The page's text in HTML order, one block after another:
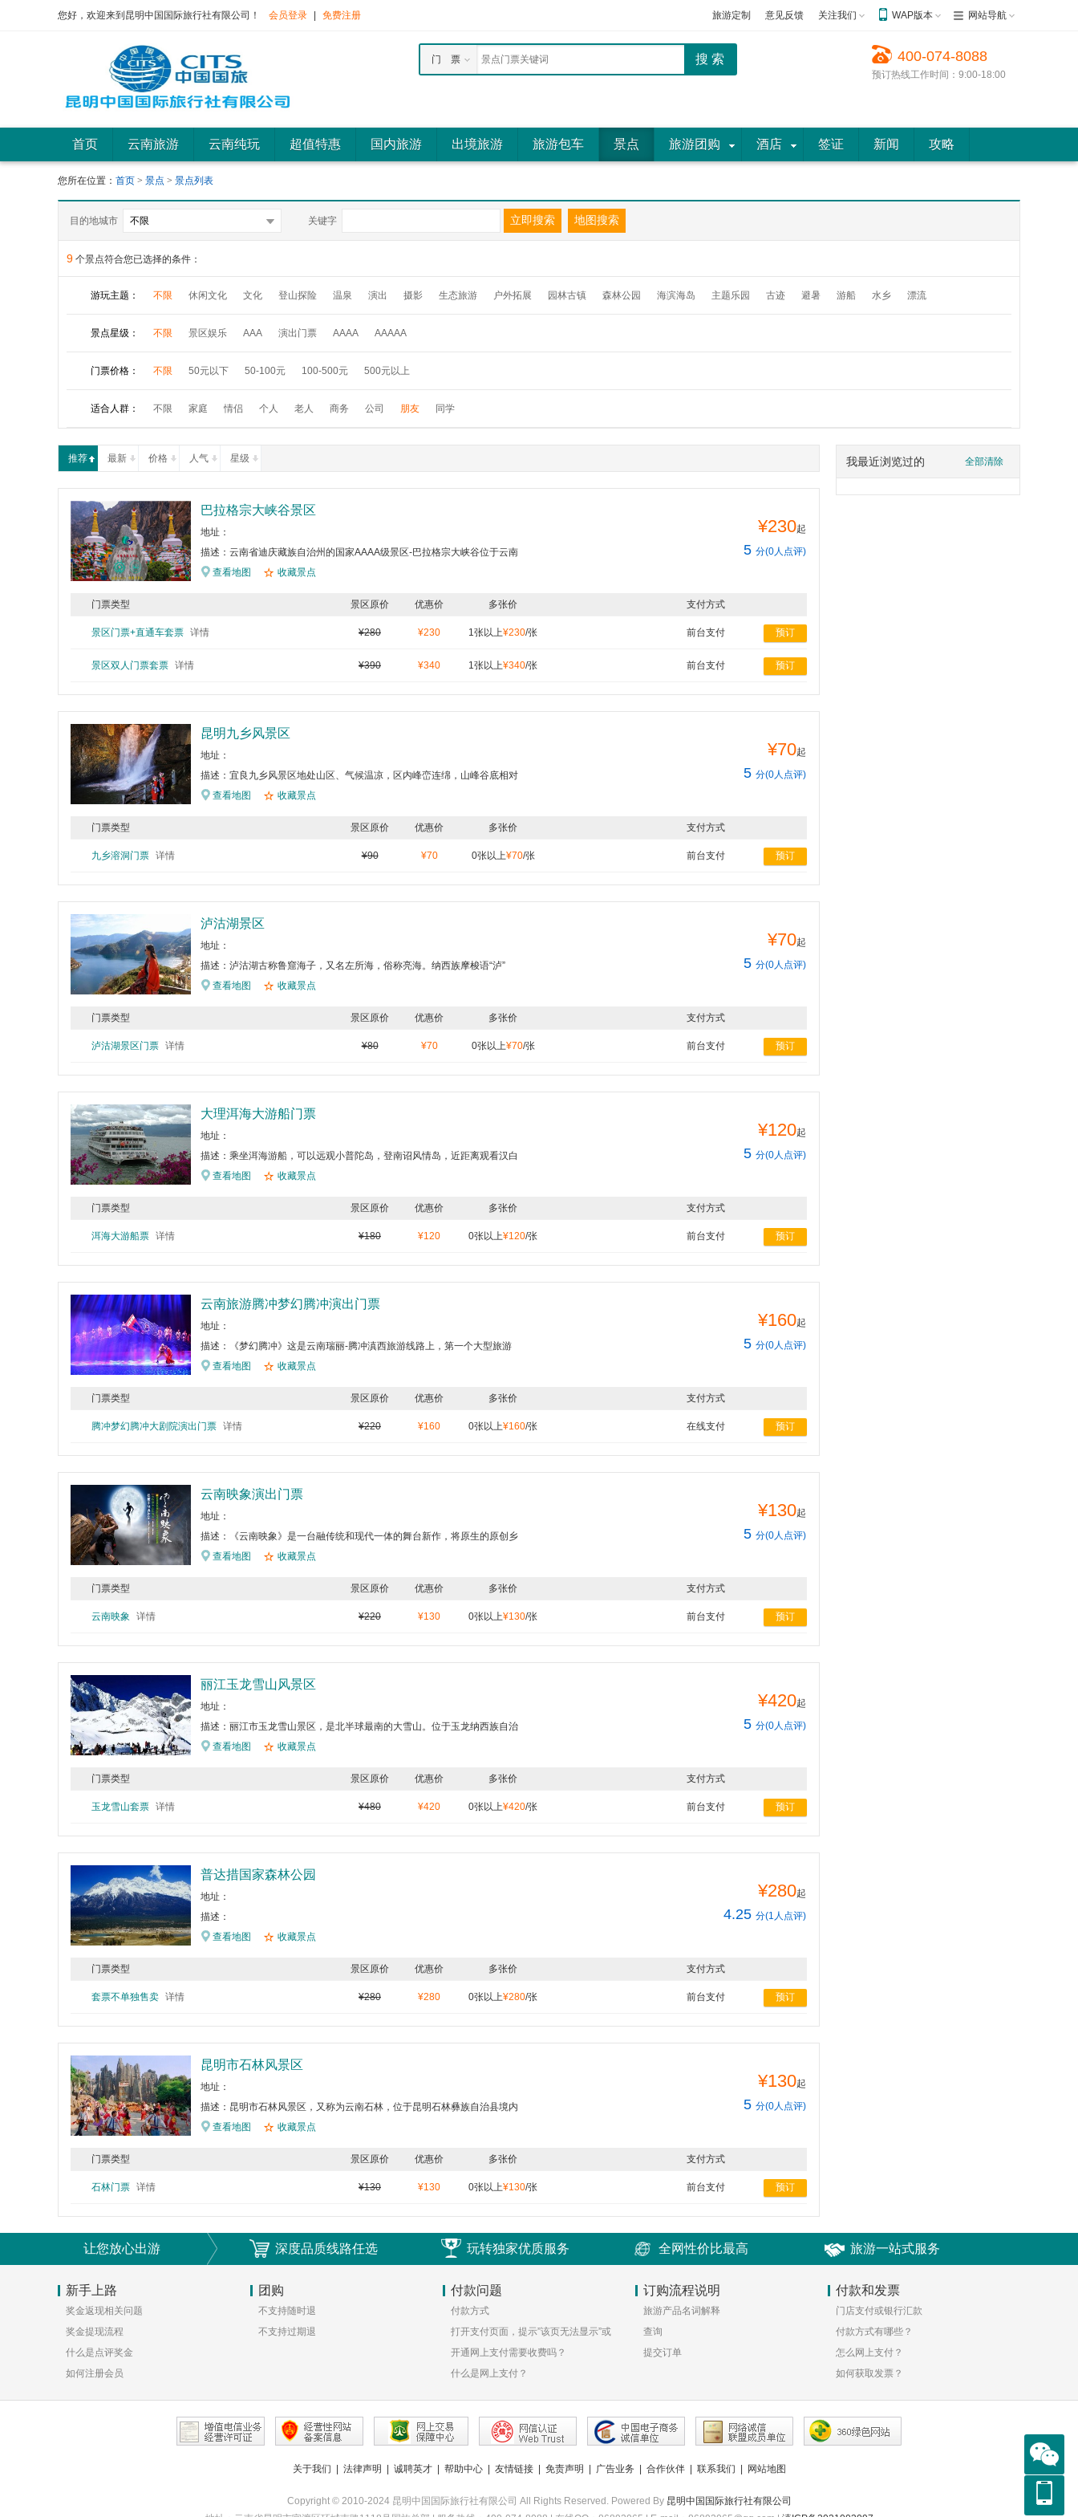
您好，欢迎来到昆明中国国际旅行社有限公司！ 会员登录 免费注册 旅游定制 意见反馈 关注我们 WAP版本 网站导航
门 票 400-074-8088
预订热线工作时间：9:00-18:00
首页 云南旅游 云南纯玩 超值特惠 国内旅游 出境旅游 旅游包车 景点 旅游团购 酒店 签证 新闻 攻略
您所在位置： 首页 > 景点 > 景点列表
目的地城市 关键字
9 个景点符合您已选择的条件：
游玩主题： 不限 休闲文化 文化 登山探险 温泉 演出 摄影 生态旅游 户外拓展 园林古镇 森林公园 海滨海岛 主题乐园 古迹 避暑 游船 水乡 漂流
景点星级： 不限 景区娱乐 AAA 演出门票 AAAA AAAAA
门票价格： 不限 50元以下 50-100元 100-500元 500元以上
适合人群： 不限 家庭 情侣 个人 老人 商务 公司 朋友 同学
推荐 最新 价格 人气 星级
巴拉格宗大峡谷景区
地址：
描述：云南省迪庆藏族自治州的国家AAAA级景区-巴拉格宗大峡谷位于云南
查看地图
收藏景点
¥230起
5 分(0人点评)
门票类型 景区原价 优惠价 多张价 支付方式
景区门票+直通车套票 详情 ¥280 ¥230 1张以上¥230/张 前台支付 预订
景区双人门票套票 详情 ¥390 ¥340 1张以上¥340/张 前台支付 预订
昆明九乡风景区
地址：
描述：宜良九乡风景区地处山区、气候温凉，区内峰峦连绵，山峰谷底相对
查看地图
收藏景点
¥70起
5 分(0人点评)
门票类型 景区原价 优惠价 多张价 支付方式
九乡溶洞门票 详情 ¥90 ¥70 0张以上¥70/张 前台支付 预订
泸沽湖景区
地址：
描述：泸沽湖古称鲁窟海子，又名左所海，俗称亮海。纳西族摩梭语“泸”
查看地图
收藏景点
¥70起
5 分(0人点评)
门票类型 景区原价 优惠价 多张价 支付方式
泸沽湖景区门票 详情 ¥80 ¥70 0张以上¥70/张 前台支付 预订
大理洱海大游船门票
地址：
描述：乘坐洱海游船，可以远观小普陀岛，登南诏风情岛，近距离观看汉白
查看地图
收藏景点
¥120起
5 分(0人点评)
门票类型 景区原价 优惠价 多张价 支付方式
洱海大游船票 详情 ¥180 ¥120 0张以上¥120/张 前台支付 预订
云南旅游腾冲梦幻腾冲演出门票
地址：
描述：《梦幻腾冲》这是云南瑞丽-腾冲滇西旅游线路上，第一个大型旅游
查看地图
收藏景点
¥160起
5 分(0人点评)
门票类型 景区原价 优惠价 多张价 支付方式
腾冲梦幻腾冲大剧院演出门票 详情 ¥220 ¥160 0张以上¥160/张 在线支付 预订
云南映象演出门票
地址：
描述：《云南映象》是一台融传统和现代一体的舞台新作，将原生的原创乡
查看地图
收藏景点
¥130起
5 分(0人点评)
门票类型 景区原价 优惠价 多张价 支付方式
云南映象 详情 ¥220 ¥130 0张以上¥130/张 前台支付 预订
丽江玉龙雪山风景区
地址：
描述：丽江市玉龙雪山景区，是北半球最南的大雪山。位于玉龙纳西族自治
查看地图
收藏景点
¥420起
5 分(0人点评)
门票类型 景区原价 优惠价 多张价 支付方式
玉龙雪山套票 详情 ¥480 ¥420 0张以上¥420/张 前台支付 预订
普达措国家森林公园
地址：
描述：
查看地图
收藏景点
¥280起
4.25 分(1人点评)
门票类型 景区原价 优惠价 多张价 支付方式
套票不单独售卖 详情 ¥280 ¥280 0张以上¥280/张 前台支付 预订
昆明市石林风景区
地址：
描述：昆明市石林风景区，又称为云南石林，位于昆明石林彝族自治县境内
查看地图
收藏景点
¥130起
5 分(0人点评)
门票类型 景区原价 优惠价 多张价 支付方式
石林门票 详情 ¥130 ¥130 0张以上¥130/张 前台支付 预订
全部清除
我最近浏览过的
让您放心出游 深度品质线路任选 玩转独家优质服务 全网性价比最高 旅游一站式服务
新手上路
奖金返现相关问题
奖金提现流程
什么是点评奖金
如何注册会员
团购
不支持随时退
不支持过期退
付款问题
付款方式
打开支付页面，提示”该页无法显示”或
空白页，可能是什么原因？
开通网上支付需要收费吗？
什么是网上支付？
订购流程说明
旅游产品名词解释
查询
提交订单
付款和发票
门店支付或银行汇款
付款方式有哪些？
怎么网上支付？
如何获取发票？
关于我们 法律声明 诚聘英才 帮助中心 友情链接 免责声明 广告业务 合作伙伴 联系我们 网站地图
Copyright © 2010-2024 昆明中国国际旅行社有限公司 All Rights Reserved. Powered By 昆明中国国际旅行社有限公司